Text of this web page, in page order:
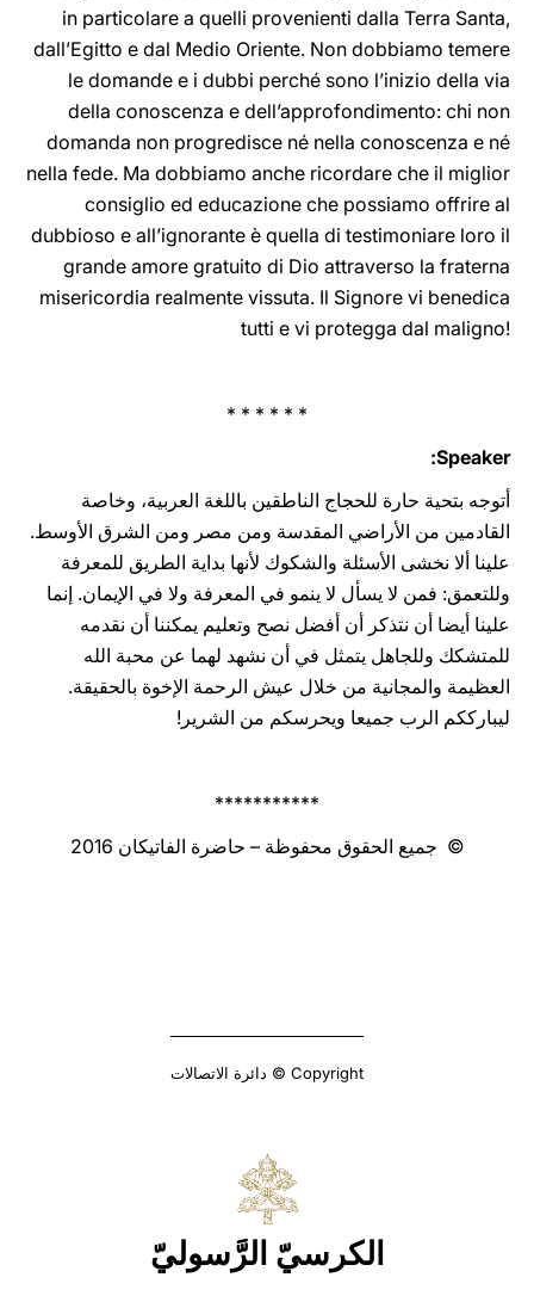
in ‎‎‎particolare a ‎quelli provenienti dalla Terra Santa,
dall’Egitto e dal ‎Medio Oriente. ‎Non dobbiamo temere
le domande e i dubbi ‎perché sono l’inizio della ‎via
della conoscenza e ‎dell’approfondimento: chi non
domanda non ‎progredisce né ‎nella conoscenza e né
nella fede. Ma dobbiamo anche ‎ricordare ‎che il miglior
consiglio ed educazione che possiamo offrire al
‎‎dubbioso e all’ignorante è quella di testimoniare loro il
grande ‎amore ‎gratuito di Dio attraverso la fraterna
misericordia ‎realmente vissuta. Il ‎Signore vi ‎benedica
‎tutti e vi protegga ‎dal ‎‎maligno!‎
* * * * * *
Speaker:
أتوجه بتحية حارة للحجاج الناطقين باللغة العربية، وخاصة
القادمين من‏ الأراضي المقدسة ‏ومن ‏مصر ومن ‏الشرق الأوسط.
‏علينا ألا نخشى الأسئلة والشكوك لأنها بداية الطريق للمعرفة
وللتعمق: ‏فمن لا يسأل لا ينمو في المعرفة ولا في الإيمان. إنما
‏علينا أيضا أن نتذكر أن أفضل نصح وتعليم ‏يمكننا أن نقدمه
للمتشكك وللجاهل يتمثل في أن نشهد لهما عن محبة الله
العظيمة ‏والمجانية من خلال ‏عيش الرحمة الإخوة بالحقيقة.
ليبارككم الرب ‏جميعا ويحرسكم من ‏الشرير!‏
‏***********
© جميع الحقوق محفوظة – حاضرة الفاتيكان 2016
Copyright © دائرة الاتصالات
الكرسيّ الرَّسوليّ